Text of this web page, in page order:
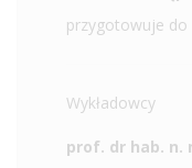
przygotowuje do
Wykładowcy
prof. dr hab. n.